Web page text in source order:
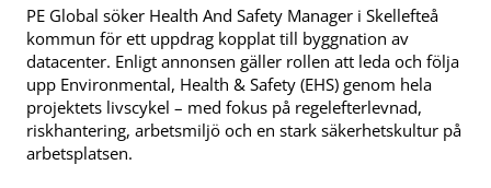
PE Global söker Health And Safety Manager i Skellefteå
kommun för ett uppdrag kopplat till byggnation av
datacenter. Enligt annonsen gäller rollen att leda och följa
upp Environmental, Health & Safety (EHS) genom hela
projektets livscykel – med fokus på regelefterlevnad,
riskhantering, arbetsmiljö och en stark säkerhetskultur på
arbetsplatsen.